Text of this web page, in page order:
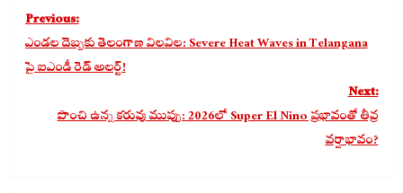
Post
navigation
Previous:
ఎండల దెబ్బకు తెలంగాణ విలవిల: Severe Heat Waves in Telangana
పై ఐఎండీ రెడ్ అలర్ట్!
Next:
పొంచి ఉన్న కరువు ముప్పు: 2026లో Super El Nino ప్రభావంతో తీవ్ర
వర్షాభావం?